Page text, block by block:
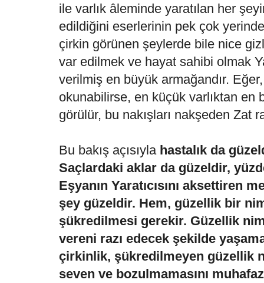
ile varlık âleminde yaratılan her
edildiğini eserlerinin pek çok
çirkin görünen şeylerde bile nice
var edilmek ve hayat sahibi olmak
verilmiş en büyük armağandır. Eğer,
okunabilirse, en küçük varlıktan en
görülür, bu nakışları nakşeden Zat
Bu bakış açısıyla hastalık da
Saçlardaki aklar da güzeldir,
Eşyanın Yaratıcısını aksettiren
şey güzeldir. Hem, güzellik bir
şükredilmesi gerekir. Güzellik
vereni razı edecek şekilde
çirkinlik, şükredilmeyen güzellik
seven ve bozulmamasını